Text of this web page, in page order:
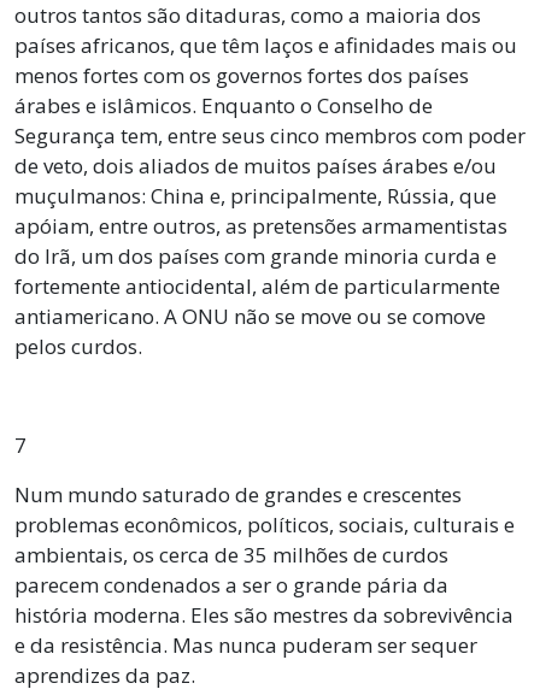
outros tantos são ditaduras, como a maioria dos
países africanos, que têm laços e afinidades mais ou
menos fortes com os governos fortes dos países
árabes e islâmicos. Enquanto o Conselho de
Segurança tem, entre seus cinco membros com poder
de veto, dois aliados de muitos países árabes e/ou
muçulmanos: China e, principalmente, Rússia, que
apóiam, entre outros, as pretensões armamentistas
do Irã, um dos países com grande minoria curda e
fortemente antiocidental, além de particularmente
antiamericano. A ONU não se move ou se comove
pelos curdos.
7
Num mundo saturado de grandes e crescentes
problemas econômicos, políticos, sociais, culturais e
ambientais, os cerca de 35 milhões de curdos
parecem condenados a ser o grande pária da
história moderna. Eles são mestres da sobrevivência
e da resistência. Mas nunca puderam ser sequer
aprendizes da paz.